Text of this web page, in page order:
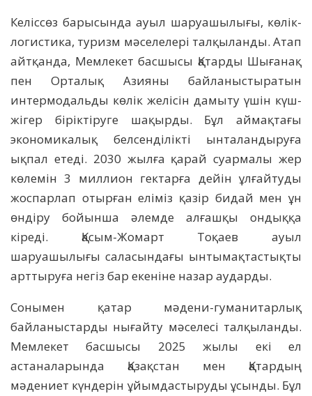
Келіссөз барысында ауыл шаруашылығы, көлік-
логистика, туризм мәселелері талқыланды. Атап
айтқанда, Мемлекет басшысы Қатарды Шығанақ
пен Орталық Азияны байланыстыратын
интермодальды көлік желісін дамыту үшін күш-
жігер біріктіруге шақырды. Бұл аймақтағы
экономикалық белсенділікті ынталандыруға
ықпал етеді. 2030 жылға қарай суармалы жер
көлемін 3 миллион гектарға дейін ұлғайтуды
жоспарлап отырған еліміз қазір бидай мен ұн
өндіру бойынша әлемде алғашқы ондыққа
кіреді. Қасым-Жомарт Тоқаев ауыл
шаруашылығы саласындағы ынтымақтастықты
арттыруға негіз бар екеніне назар аударды.
Сонымен қатар мәдени-гуманитарлық
байланыстарды нығайту мәселесі талқыланды.
Мемлекет басшысы 2025 жылы екі ел
астаналарында Қазақстан мен Қатардың
мәдениет күндерін ұйымдастыруды ұсынды. Бұл